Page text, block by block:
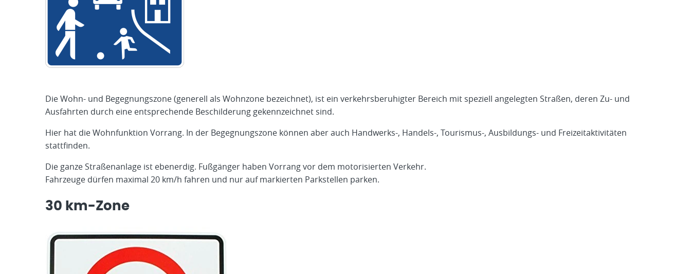
Die Wohn- und Begegnungszone (generell als Wohnzone bezeichnet), ist ein verkehrsberuhigter Bereich mit speziell angelegten Straßen, deren Zu- und
Ausfahrten durch eine entsprechende Beschilderung gekennzeichnet sind.
Hier hat die Wohnfunktion Vorrang. In der Begegnungszone können aber auch Handwerks-, Handels-, Tourismus-, Ausbildungs- und Freizeitaktivitäten
stattfinden.
Die ganze Straßenanlage ist ebenerdig. Fußgänger haben Vorrang vor dem motorisierten Verkehr.
Fahrzeuge dürfen maximal 20 km/h fahren und nur auf markierten Parkstellen parken.
30 km-Zone